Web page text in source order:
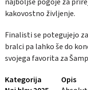
kakovostno življenje.
Finalisti se potegujejo
bralci pa lahko še do
svojega favorita za
Kategorija Opis